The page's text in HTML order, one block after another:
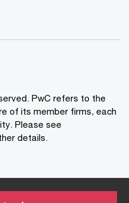
PwC refers to the
of its member firms, each
Please see
details.